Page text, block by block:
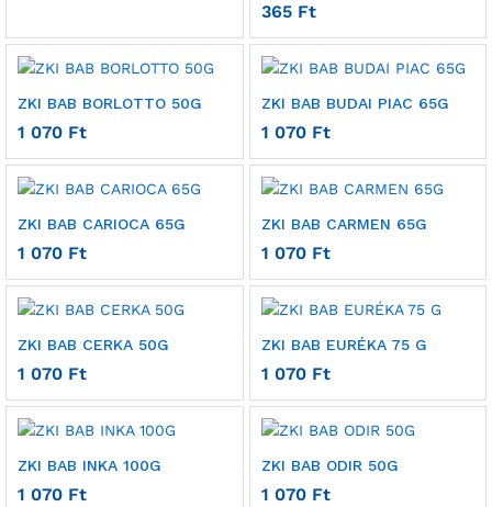
365 Ft
ZKI BAB BORLOTTO 50G
1 070 Ft
ZKI BAB BUDAI PIAC 65G
1 070 Ft
ZKI BAB CARIOCA 65G
1 070 Ft
ZKI BAB CARMEN 65G
1 070 Ft
ZKI BAB CERKA 50G
1 070 Ft
ZKI BAB EURÉKA 75 G
1 070 Ft
ZKI BAB INKA 100G
1 070 Ft
ZKI BAB ODIR 50G
1 070 Ft